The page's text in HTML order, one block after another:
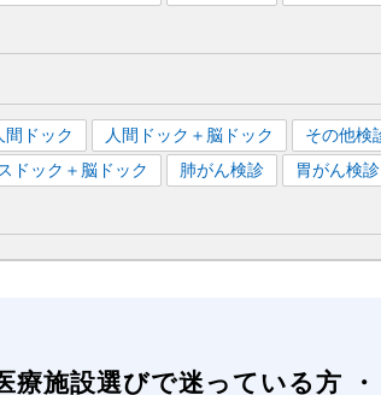
間ドック 人間ドック＋脳ドック
その他検
ドック＋脳ドック 肺がん検診 胃がん検診
療施設選びで迷っている方